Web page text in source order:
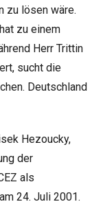
zu lösen wäre.
zu einem
Herr Trittin
sucht die
Deutschland
Hezoucky,
der
als
24. Juli 2001.